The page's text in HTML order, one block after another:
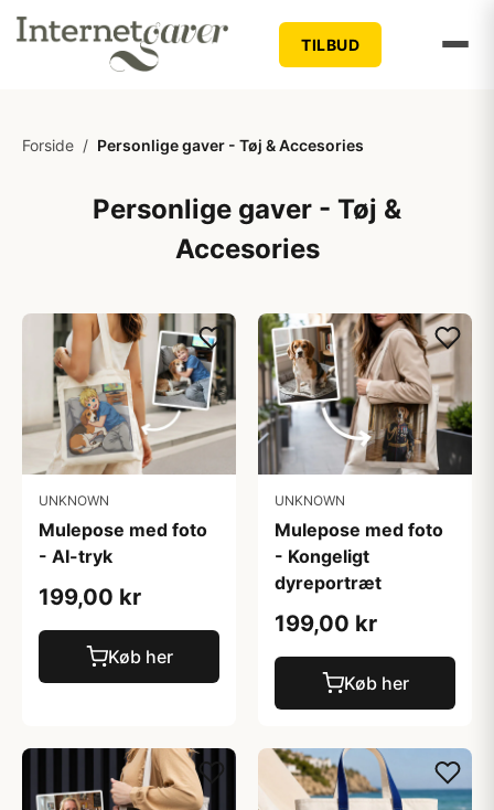
TILBUD
Forside / Personlige gaver - Tøj & Accesories
Personlige gaver - Tøj &
Accesories
UNKNOWN
Mulepose med foto
- AI-tryk
199,00 kr
Køb her
UNKNOWN
Mulepose med foto
- Kongeligt
dyreportræt
199,00 kr
Køb her